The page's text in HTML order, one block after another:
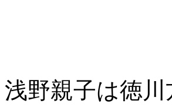
浅野親子は徳